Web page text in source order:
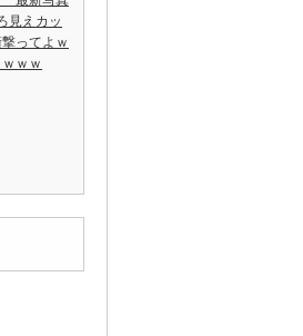
見えカッ
撃ってよｗ
ｗｗｗ